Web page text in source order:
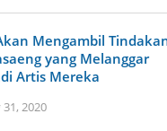
Mengambil
yang Melanggar
Artis Mereka
31, 2020by